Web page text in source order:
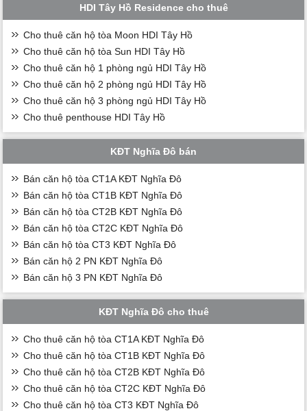
HDI Tây Hồ Residence cho thuê
Cho thuê căn hộ tòa Moon HDI Tây Hồ
Cho thuê căn hộ tòa Sun HDI Tây Hồ
Cho thuê căn hộ 1 phòng ngủ HDI Tây Hồ
Cho thuê căn hộ 2 phòng ngủ HDI Tây Hồ
Cho thuê căn hộ 3 phòng ngủ HDI Tây Hồ
Cho thuê penthouse HDI Tây Hồ
KĐT Nghĩa Đô bán
Bán căn hộ tòa CT1A KĐT Nghĩa Đô
Bán căn hộ tòa CT1B KĐT Nghĩa Đô
Bán căn hộ tòa CT2B KĐT Nghĩa Đô
Bán căn hộ tòa CT2C KĐT Nghĩa Đô
Bán căn hộ tòa CT3 KĐT Nghĩa Đô
Bán căn hộ 2 PN KĐT Nghĩa Đô
Bán căn hộ 3 PN KĐT Nghĩa Đô
KĐT Nghĩa Đô cho thuê
Cho thuê căn hộ tòa CT1A KĐT Nghĩa Đô
Cho thuê căn hộ tòa CT1B KĐT Nghĩa Đô
Cho thuê căn hộ tòa CT2B KĐT Nghĩa Đô
Cho thuê căn hộ tòa CT2C KĐT Nghĩa Đô
Cho thuê căn hộ tòa CT3 KĐT Nghĩa Đô